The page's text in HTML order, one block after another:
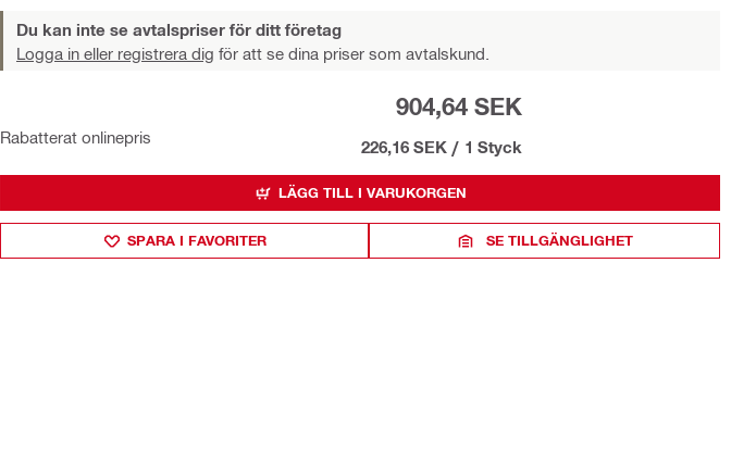
Du kan inte se avtalspriser för ditt företag
Logga in eller registrera dig för att se dina priser som avtalskund.
Rabatterat onlinepris
904,64 SEK
226,16 SEK / 1 Styck
LÄGG TILL I VARUKORGEN
SPARA I FAVORITER SE TILLGÄNGLIGHET